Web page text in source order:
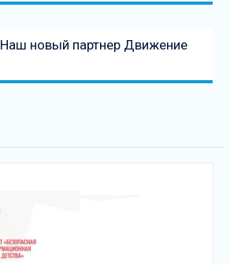
запись
Наш новый партнер Движение